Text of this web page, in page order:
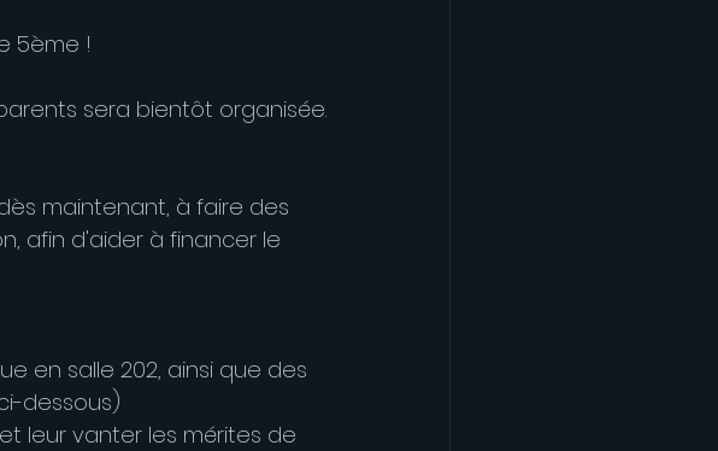
5ème !
sera bientôt organisée.
maintenant, à faire des
afin d'aider à financer le
en salle 202, ainsi que des
dessous)
leur vanter les mérites de